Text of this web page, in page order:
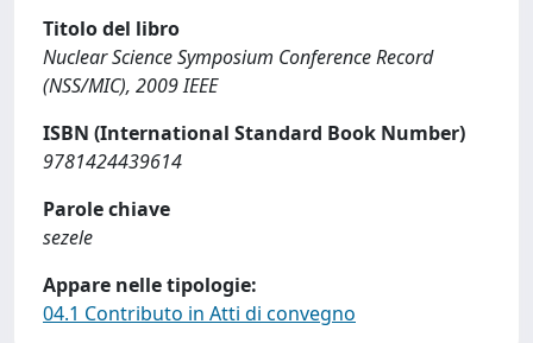
Titolo del libro
Nuclear Science Symposium Conference Record
(NSS/MIC), 2009 IEEE
ISBN (International Standard Book Number)
9781424439614
Parole chiave
sezele
Appare nelle tipologie:
04.1 Contributo in Atti di convegno